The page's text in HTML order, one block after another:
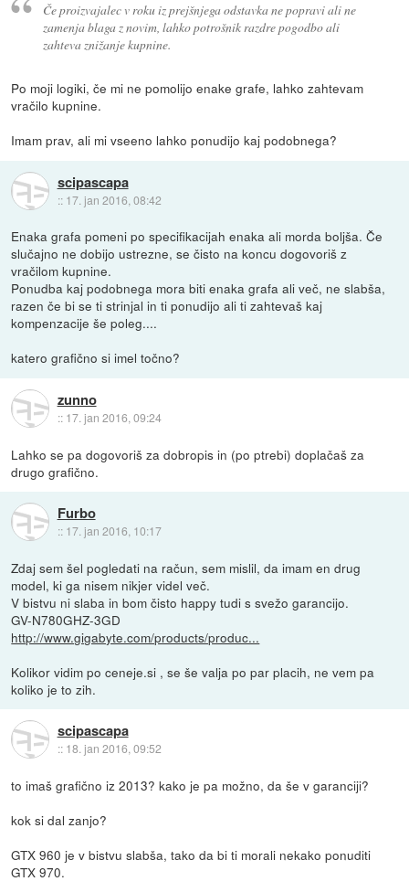
Če proizvajalec v roku iz prejšnjega odstavka ne popravi ali ne
zamenja blaga z novim, lahko potrošnik razdre pogodbo ali
zahteva znižanje kupnine.
Po moji logiki, če mi ne pomolijo enake grafe, lahko zahtevam
vračilo kupnine.
Imam prav, ali mi vseeno lahko ponudijo kaj podobnega?
scipascapa
:: 17. jan 2016, 08:42
Enaka grafa pomeni po specifikacijah enaka ali morda boljša. Če
slučajno ne dobijo ustrezne, se čisto na koncu dogovoriš z
vračilom kupnine.
Ponudba kaj podobnega mora biti enaka grafa ali več, ne slabša,
razen če bi se ti strinjal in ti ponudijo ali ti zahtevaš kaj
kompenzacije še poleg....
katero grafično si imel točno?
zunno
:: 17. jan 2016, 09:24
Lahko se pa dogovoriš za dobropis in (po ptrebi) doplačaš za
drugo grafično.
Furbo
:: 17. jan 2016, 10:17
Zdaj sem šel pogledati na račun, sem mislil, da imam en drug
model, ki ga nisem nikjer videl več.
V bistvu ni slaba in bom čisto happy tudi s svežo garancijo.
GV-N780GHZ-3GD
http://www.gigabyte.com/products/produc...
Kolikor vidim po ceneje.si , se še valja po par placih, ne vem pa
koliko je to zih.
scipascapa
:: 18. jan 2016, 09:52
to imaš grafično iz 2013? kako je pa možno, da še v garanciji?
kok si dal zanjo?
GTX 960 je v bistvu slabša, tako da bi ti morali nekako ponuditi
GTX 970.